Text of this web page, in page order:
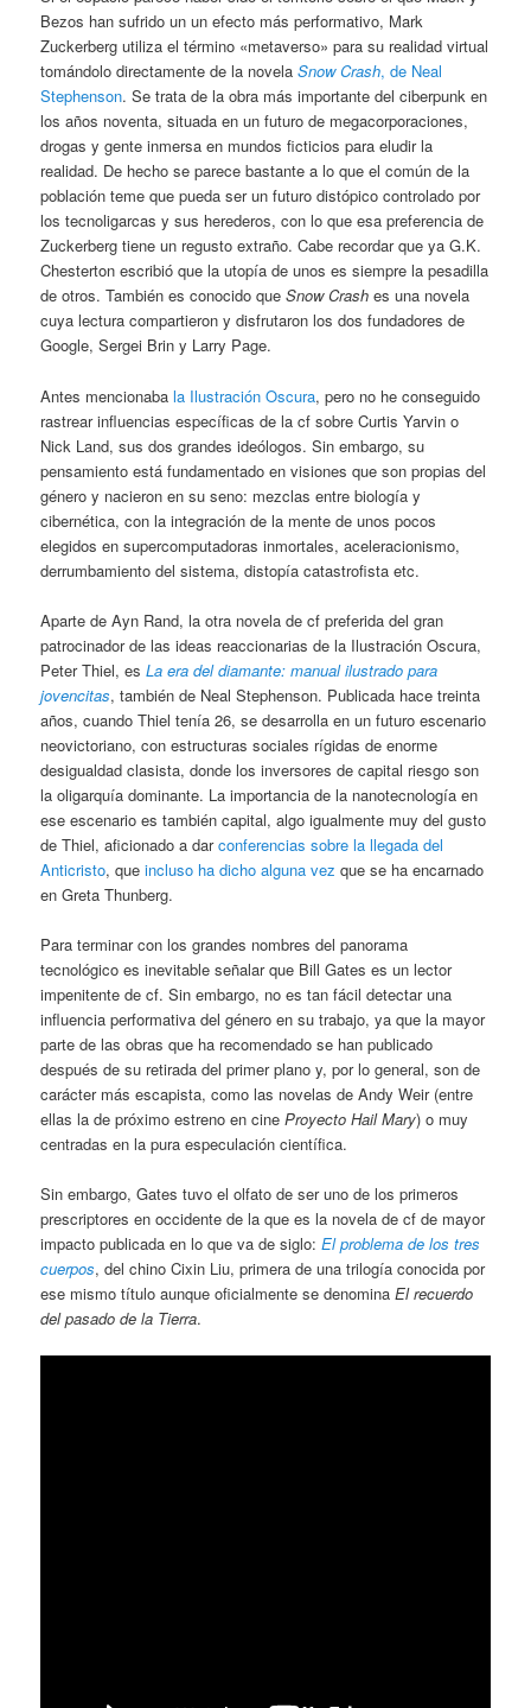
Bezos han sufrido un un efecto más performativo, Mark
Zuckerberg utiliza el término «metaverso» para su realidad virtual
tomándolo directamente de la novelaSnow Crash, de Neal
Stephenson. Se trata de la obra más importante del ciberpunk en
los años noventa, situada en un futuro de megacorporaciones,
drogas y gente inmersa en mundos ficticios para eludir la
realidad. De hecho se parece bastante a lo que el común de la
población teme que pueda ser un futuro distópico controlado por
los tecnoligarcas y sus herederos, con lo que esa preferencia de
Zuckerberg tiene un regusto extraño. Cabe recordar que ya G.K.
Chesterton escribió que la utopía de unos es siempre la pesadilla
de otros. También es conocido queSnow Crash es una novela
cuya lectura compartieron y disfrutaron los dos fundadores de
Google, Sergei Brin y Larry Page.
Antes mencionabala Ilustración Oscura, pero no he conseguido
rastrear influencias específicas de la cf sobre Curtis Yarvin o
Nick Land, sus dos grandes ideólogos. Sin embargo, su
pensamiento está fundamentado en visiones que son propias del
género y nacieron en su seno: mezclas entre biología y
cibernética, con la integración de la mente de unos pocos
elegidos en supercomputadoras inmortales, aceleracionismo,
derrumbamiento del sistema, distopía catastrofista etc.
Aparte de Ayn Rand, la otra novela de cf preferida del gran
patrocinador de las ideas reaccionarias de la Ilustración Oscura,
Peter Thiel, esLa era del diamante: manual ilustrado para
jovencitas, también de Neal Stephenson. Publicada hace treinta
años, cuando Thiel tenía 26, se desarrolla en un futuro escenario
neovictoriano, con estructuras sociales rígidas de enorme
desigualdad clasista, donde los inversores de capital riesgo son
la oligarquía dominante. La importancia de la nanotecnología en
ese escenario es también capital, algo igualmente muy del gusto
de Thiel, aficionado a darconferencias sobre la llegada del
Anticristo, queincluso ha dicho alguna vez que se ha encarnado
en Greta Thunberg.
Para terminar con los grandes nombres del panorama
tecnológico es inevitable señalar que Bill Gates es un lector
impenitente de cf. Sin embargo, no es tan fácil detectar una
influencia performativa del género en su trabajo, ya que la mayor
parte de las obras que ha recomendado se han publicado
después de su retirada del primer plano y, por lo general, son de
carácter más escapista, como las novelas de Andy Weir (entre
ellas la de próximo estreno en cineProyecto Hail Mary) o muy
centradas en la pura especulación científica.
Sin embargo, Gates tuvo el olfato de ser uno de los primeros
prescriptores en occidente de la que es la novela de cf de mayor
impacto publicada en lo que va de siglo:El problema de los tres
cuerpos, del chino Cixin Liu, primera de una trilogía conocida por
ese mismo título aunque oficialmente se denominaEl recuerdo
del pasado de la Tierra.